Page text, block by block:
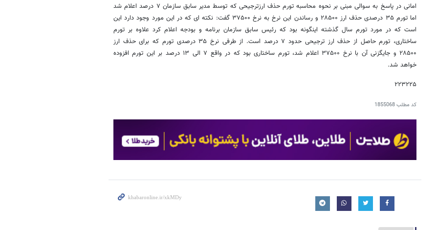
امانی در پاسخ به سوالی مبنی بر نحوه محاسبه تورم حذف ارزترجیحی که توسط مدیر سابق سازمان ۷ درصد اعلام شد
اما تورم ۳۵ درصدی حذف ارز ۲۸۵۰۰ و رساندن این نرخ به نرخ ۳۷۵۰۰ گفت: نکته ای که در این مورد وجود دارد این
است که در مورد تورم سال گذشته اینگونه بود که رئیس سابق سازمان برنامه و بودجه اعلام کرد علاوه بر تورم
ساختاری، تورم حاصل از حذف ارز ترجیحی حدود ۷ درصد است. از طرفی نرخ ۳۵ درصدی تورم که برای حذف ارز
۲۸۵۰۰ و جایگزنی آن با نرخ ۳۷۵۰۰ اعلام شد، تورم ساختاری بود که در واقع ۷ الی ۱۳ درصد بر این تورم افزوده
خواهد شد.
۲۲۳۲۲۵
کد مطلب1855068